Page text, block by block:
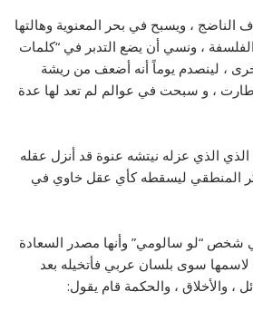
الناضج ، ويسبح في بحر المعنوية وهالتها
، ونسي أن يضع التدبر في “كلمات
، لينصدم يوماً أنه أضعف من ريشة
، و سبحت في عوالم لم تعد لها عدة
الذي الذي عزله نيتشه عنوة قد أنزل عقله
المنطقي ليسقطه كأي عقل خاوي في
شخص “لو سالومي” وأنها مصدر السعادة
لاسمها سوى بلسان عربي فأتخيله بعد
، والأخلاق ، والحكمة قام يقول: